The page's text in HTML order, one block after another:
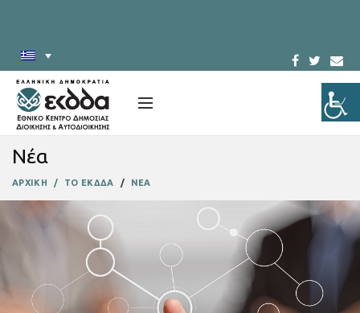
Νέα
ΑΡΧΙΚΗ ΤΟ ΕΚΔΔΑ ΝΕΑ